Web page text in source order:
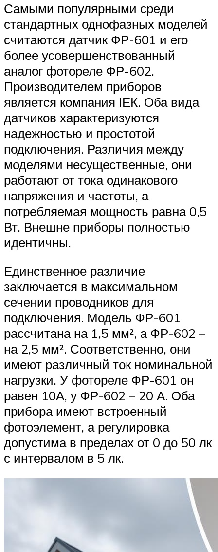
Самыми популярными среди
стандартных однофазных моделей
считаются датчик ФР-601 и его
более усовершенствованный
аналог фотореле ФР-602.
Производителем приборов
является компания ІЕК. Оба вида
датчиков характеризуются
надежностью и простотой
подключения. Различия между
моделями несущественные, они
работают от тока одинакового
напряжения и частоты, а
потребляемая мощность равна 0,5
Вт. Внешне приборы полностью
идентичны.
Единственное различие
заключается в максимальном
сечении проводников для
подключения. Модель ФР-601
рассчитана на 1,5 мм², а ФР-602 –
на 2,5 мм². Соответственно, они
имеют различный ток номинальной
нагрузки. У фотореле ФР-601 он
равен 10А, у ФР-602 – 20 А. Оба
прибора имеют встроенный
фотоэлемент, а регулировка
допустима в пределах от 0 до 50 лк
с интервалом в 5 лк.